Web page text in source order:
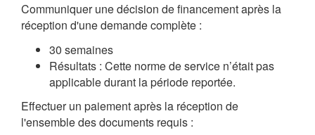
Communiquer une décision de financement après la
réception d'une demande complète :
30 semaines
Résultats : Cette norme de service n’était pas
applicable durant la période reportée.
Effectuer un paiement après la réception de
l'ensemble des documents requis :